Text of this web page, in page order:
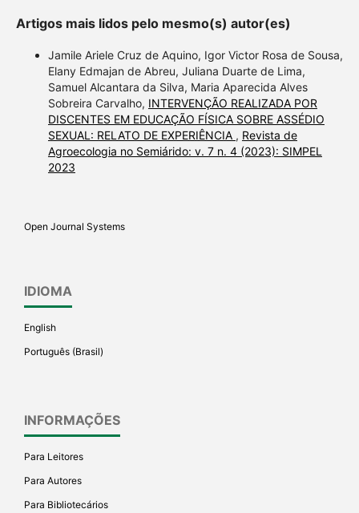
contrasts the cited claim, and
a label indicating in which
section the citation was
made.
Artigos mais lidos pelo mesmo(s) autor(es)
Jamile Ariele Cruz de Aquino, Igor Victor Rosa de Sousa,
Elany Edmajan de Abreu, Juliana Duarte de Lima,
Samuel Alcantara da Silva, Maria Aparecida Alves
Sobreira Carvalho, INTERVENÇÃO REALIZADA POR
DISCENTES EM EDUCAÇÃO FÍSICA SOBRE ASSÉDIO
SEXUAL: RELATO DE EXPERIÊNCIA , Revista de
Agroecologia no Semiárido: v. 7 n. 4 (2023): SIMPEL
2023
Open Journal Systems
IDIOMA
English
Português (Brasil)
INFORMAÇÕES
Para Leitores
Para Autores
Para Bibliotecários